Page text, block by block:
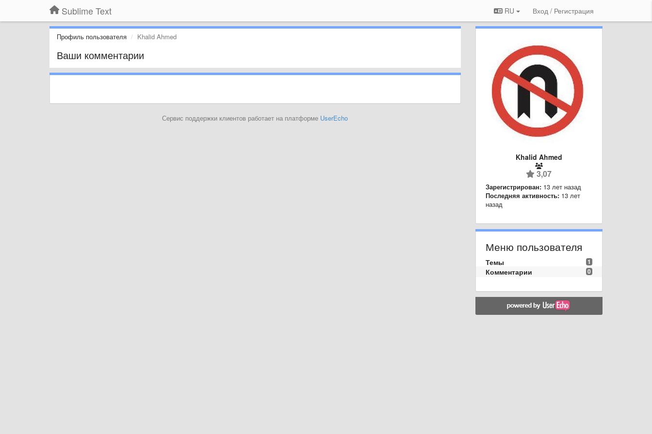
Sublime Text RU Вход / Регистрация
Профиль пользователя Khalid Ahmed
Ваши комментарии
Сервис поддержки клиентов работает на платформе UserEcho
Khalid Ahmed
3,07
Зарегистрирован: 13 лет назад
Последняя активность: 13 лет
назад
Меню пользователя
1
Темы
0
Комментарии